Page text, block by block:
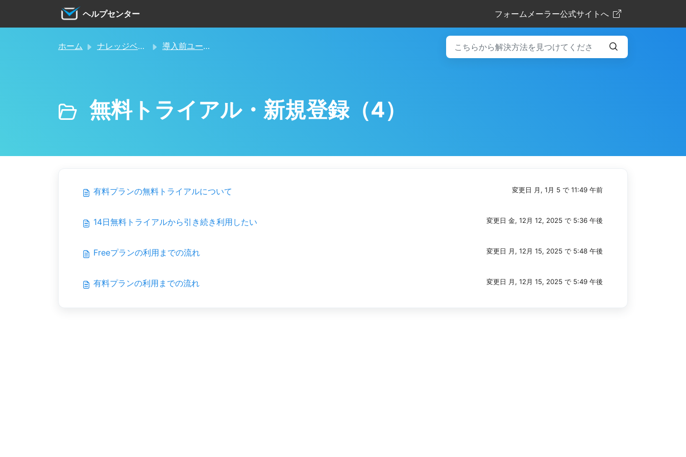
メインコンテンツに移動
ヘルプセンター
フォームメーラー公式サイトへ
ホーム ナレッジベース 導入前ユーザー向け
無料トライアル・新規登録（4）
有料プランの無料トライアルについて 変更日 月, 1月 5 で 11:49 午前
14日無料トライアルから引き続き利用したい 変更日 金, 12月 12, 2025 で 5:36 午後
Freeプランの利用までの流れ 変更日 月, 12月 15, 2025 で 5:48 午後
有料プランの利用までの流れ 変更日 月, 12月 15, 2025 で 5:49 午後